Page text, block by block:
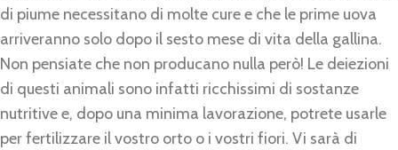
di piume necessitano di molte cure e che le prime uova
arriveranno solo dopo il sesto mese di vita della gallina.
Non pensiate che non producano nulla però! Le deiezioni
di questi animali sono infatti ricchissimi di sostanze
nutritive e, dopo una minima lavorazione, potrete usarle
per fertilizzare il vostro orto o i vostri fiori. Vi sarà di